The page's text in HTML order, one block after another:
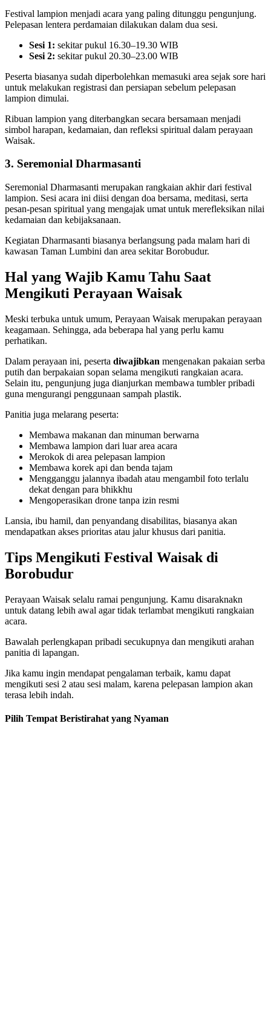
Festival lampion menjadi acara yang paling ditunggu pengunjung.
Pelepasan lentera perdamaian dilakukan dalam dua sesi.
Sesi 1: sekitar pukul 16.30–19.30 WIB
Sesi 2: sekitar pukul 20.30–23.00 WIB
Peserta biasanya sudah diperbolehkan memasuki area sejak sore hari
untuk melakukan registrasi dan persiapan sebelum pelepasan
lampion dimulai.
Ribuan lampion yang diterbangkan secara bersamaan menjadi
simbol harapan, kedamaian, dan refleksi spiritual dalam perayaan
Waisak.
3. Seremonial Dharmasanti
Seremonial Dharmasanti merupakan rangkaian akhir dari festival
lampion. Sesi acara ini diisi dengan doa bersama, meditasi, serta
pesan-pesan spiritual yang mengajak umat untuk merefleksikan nilai
kedamaian dan kebijaksanaan.
Kegiatan Dharmasanti biasanya berlangsung pada malam hari di
kawasan Taman Lumbini dan area sekitar Borobudur.
Hal yang Wajib Kamu Tahu Saat
Mengikuti Perayaan Waisak
Meski terbuka untuk umum, Perayaan Waisak merupakan perayaan
keagamaan. Sehingga, ada beberapa hal yang perlu kamu
perhatikan.
Dalam perayaan ini, peserta diwajibkan mengenakan pakaian serba
putih dan berpakaian sopan selama mengikuti rangkaian acara.
Selain itu, pengunjung juga dianjurkan membawa tumbler pribadi
guna mengurangi penggunaan sampah plastik.
Panitia juga melarang peserta:
Membawa makanan dan minuman berwarna
Membawa lampion dari luar area acara
Merokok di area pelepasan lampion
Membawa korek api dan benda tajam
Mengganggu jalannya ibadah atau mengambil foto terlalu
dekat dengan para bhikkhu
Mengoperasikan drone tanpa izin resmi
Lansia, ibu hamil, dan penyandang disabilitas, biasanya akan
mendapatkan akses prioritas atau jalur khusus dari panitia.
Tips Mengikuti Festival Waisak di
Borobudur
Perayaan Waisak selalu ramai pengunjung. Kamu disaraknakn
untuk datang lebih awal agar tidak terlambat mengikuti rangkaian
acara.
Bawalah perlengkapan pribadi secukupnya dan mengikuti arahan
panitia di lapangan.
Jika kamu ingin mendapat pengalaman terbaik, kamu dapat
mengikuti sesi 2 atau sesi malam, karena pelepasan lampion akan
terasa lebih indah.
Pilih Tempat Beristirahat yang Nyaman